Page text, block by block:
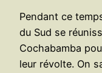
Pendant ce
du Sud se
Cochabamba
leur révolte. On